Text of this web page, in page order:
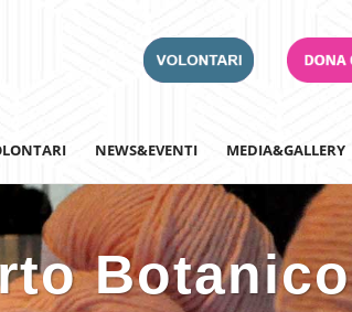
NEWS&EVENTI MEDIA&GALLERY
Botanico